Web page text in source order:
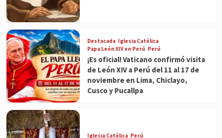
Destacada Iglesia Católica
Papa León XIV en Perú Perú
¡Es oficial! Vaticano confirmó visita
de León XIV a Perú del 11 al 17 de
noviembre en Lima, Chiclayo,
Cusco y Pucallpa
Iglesia Católica Perú